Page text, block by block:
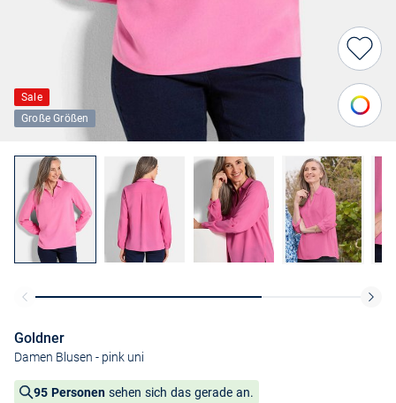
Sale
Große Größen
Goldner
Damen Blusen - pink uni
95 Personen sehen sich das gerade an.